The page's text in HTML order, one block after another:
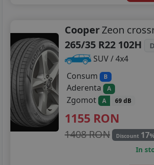
CooperZeon
265/35 R22 102H
SUV / 4x4
Consum
B
Aderenta A
Zgomot A 69 dB
1155 RON
1408 RON Discount 17
In